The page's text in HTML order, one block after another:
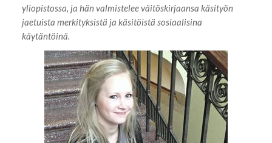
yliopistossa, ja hän valmistelee väitöskirjaansa käsityön
jaetuista merkityksistä ja käsitöistä sosiaalisina
käytäntöinä.